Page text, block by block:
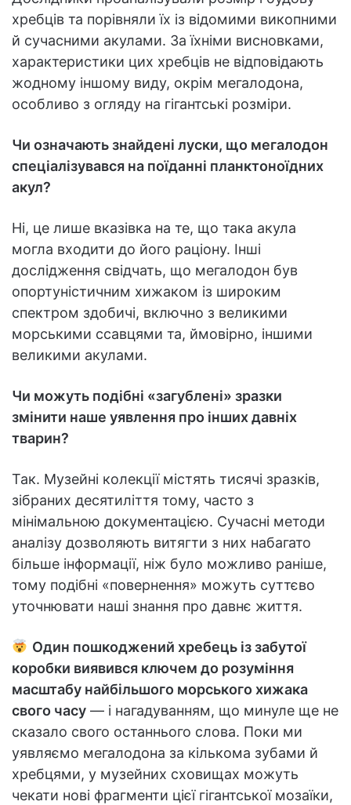
хребців та порівняли їх із відомими викопними
й сучасними акулами. За їхніми висновками,
характеристики цих хребців не відповідають
жодному іншому виду, окрім мегалодона,
особливо з огляду на гігантські розміри.
Чи означають знайдені луски, що мегалодон
спеціалізувався на поїданні планктоноїдних
акул?
Ні, це лише вказівка на те, що така акула
могла входити до його раціону. Інші
дослідження свідчать, що мегалодон був
опортуністичним хижаком із широким
спектром здобичі, включно з великими
морськими ссавцями та, ймовірно, іншими
великими акулами.
Чи можуть подібні «загублені» зразки
змінити наше уявлення про інших давніх
тварин?
Так. Музейні колекції містять тисячі зразків,
зібраних десятиліття тому, часто з
мінімальною документацією. Сучасні методи
аналізу дозволяють витягти з них набагато
більше інформації, ніж було можливо раніше,
тому подібні «повернення» можуть суттєво
уточнювати наші знання про давнє життя.
Один пошкоджений хребець із забутої
коробки виявився ключем до розуміння
масштабу найбільшого морського хижака
свого часу — і нагадуванням, що минуле ще не
сказало свого останнього слова. Поки ми
уявляємо мегалодона за кількома зубами й
хребцями, у музейних сховищах можуть
чекати нові фрагменти цієї гігантської мозаїки,